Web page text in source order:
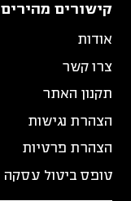
קישורים מהירים
אודות
צרו קשר
תקנון האתר
הצהרת נגישות
הצהרת פרטיות
טופס ביטול עסקה